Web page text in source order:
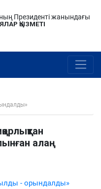
Президенті жанындағы
ҚЫЗМЕТІ
алаң
- орындалды»